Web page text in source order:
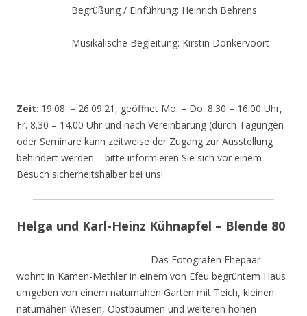
Begrüßung / Einführung: Heinrich Behrens
Musikalische Begleitung: Kirstin Donkervoort
Zeit: 19.08. – 26.09.21, geöffnet Mo. – Do. 8.30 – 16.00 Uhr,
Fr. 8.30 – 14.00 Uhr und nach Vereinbarung (durch Tagungen
oder Seminare kann zeitweise der Zugang zur Ausstellung
behindert werden – bitte informieren Sie sich vor einem
Besuch sicherheitshalber bei uns!
Helga und Karl-Heinz Kühnapfel – Blende 80
Das Fotografen Ehepaar
wohnt in Kamen-Methler in einem von Efeu begrüntem Haus
umgeben von einem naturnahen Garten mit Teich, kleinen
naturnahen Wiesen, Obstbäumen und weiteren hohen